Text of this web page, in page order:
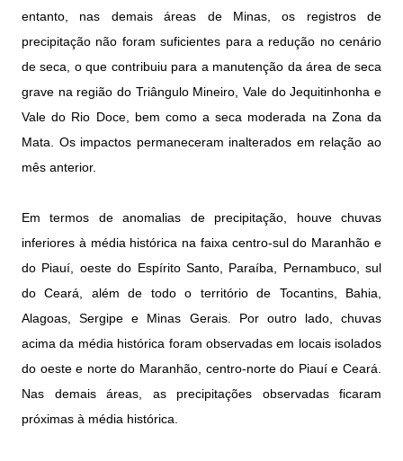
entanto, nas demais áreas de Minas, os registros de
precipitação não foram suficientes para a redução no cenário
de seca, o que contribuiu para a manutenção da área de seca
grave na região do Triângulo Mineiro, Vale do Jequitinhonha e
Vale do Rio Doce, bem como a seca moderada na Zona da
Mata. Os impactos permaneceram inalterados em relação ao
mês anterior.
Em termos de anomalias de precipitação, houve chuvas
inferiores à média histórica na faixa centro-sul do Maranhão e
do Piauí, oeste do Espírito Santo, Paraíba, Pernambuco, sul
do Ceará, além de todo o território de Tocantins, Bahia,
Alagoas, Sergipe e Minas Gerais. Por outro lado, chuvas
acima da média histórica foram observadas em locais isolados
do oeste e norte do Maranhão, centro-norte do Piauí e Ceará.
Nas demais áreas, as precipitações observadas ficaram
próximas à média histórica.